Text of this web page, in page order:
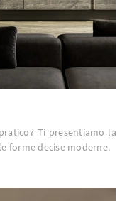
Ti presentiamo la
forme decise moderne.